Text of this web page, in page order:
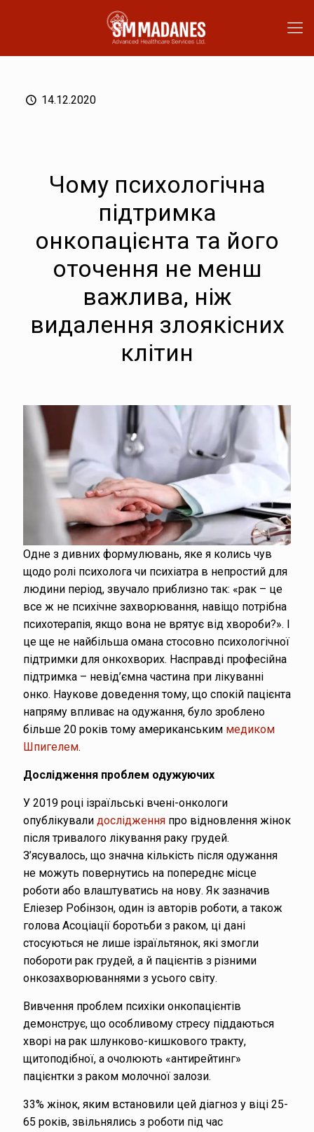
14.12.2020
Чому психологічна
підтримка
онкопацієнта та його
оточення не менш
важлива, ніж
видалення злоякісних
клітин
Одне з дивних формулювань, яке я колись чув
щодо ролі психолога чи психіатра в непростий для
людини період, звучало приблизно так: «рак – це
все ж не психічне захворювання, навіщо потрібна
психотерапія, якщо вона не врятує від хвороби?». І
це ще не найбільша омана стосовно психологічної
підтримки для онкохворих. Насправді професійна
підтримка – невід’ємна частина при лікуванні
онко. Наукове доведення тому, що спокій пацієнта
напряму впливає на одужання, було зроблено
більше 20 років тому американським медиком
Шпигелем.
Дослідження проблем одужуючих
У 2019 році ізраїльські вчені-онкологи
опублікували дослідження про відновлення жінок
після тривалого лікування раку грудей.
З’ясувалось, що значна кількість після одужання
не можуть повернутись на попереднє місце
роботи або влаштуватись на нову. Як зазначив
Еліезер Робінзон, один із авторів роботи, а також
голова Асоціації боротьби з раком, ці дані
стосуються не лише ізраїльтянок, які змогли
побороти рак грудей, а й пацієнтів з різними
онкозахворюваннями з усього світу.
Вивчення проблем психіки онкопацієнтів
демонструє, що особливому стресу піддаються
хворі на рак шлунково-кишкового тракту,
щитоподібної, а очолюють «антирейтинг»
пацієнтки з раком молочної залози.
33% жінок, яким встановили цей діагноз у віці 25-
65 років, звільнялись з роботи під час